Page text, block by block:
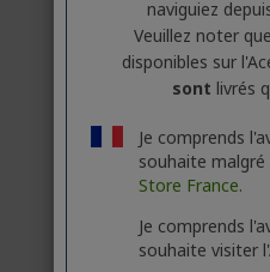
naviguiez
Veuillez noter
disponibles sur
sont livrés
Je comprends
souhaite
Store France.
Je comprends
souhaite visiter l'